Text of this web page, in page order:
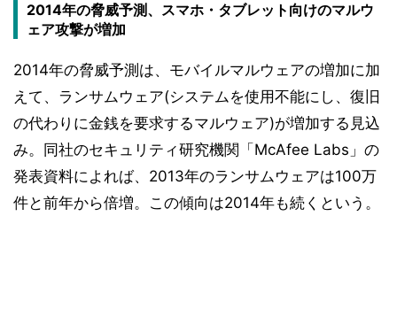
2014年の脅威予測、スマホ・タブレット向けのマルウ
ェア攻撃が増加
2014年の脅威予測は、モバイルマルウェアの増加に加
えて、ランサムウェア(システムを使用不能にし、復旧
の代わりに金銭を要求するマルウェア)が増加する見込
み。同社のセキュリティ研究機関「McAfee Labs」の
発表資料によれば、2013年のランサムウェアは100万
件と前年から倍増。この傾向は2014年も続くという。